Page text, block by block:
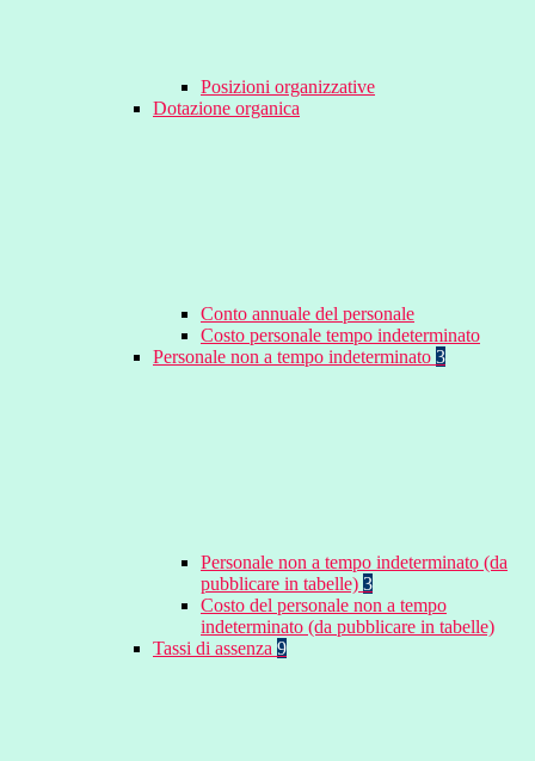
Posizioni organizzative
Dotazione organica
Conto annuale del personale
Costo personale tempo indeterminato
Personale non a tempo indeterminato 3
Personale non a tempo indeterminato (da
pubblicare in tabelle) 3
Costo del personale non a tempo
indeterminato (da pubblicare in tabelle)
Tassi di assenza 9